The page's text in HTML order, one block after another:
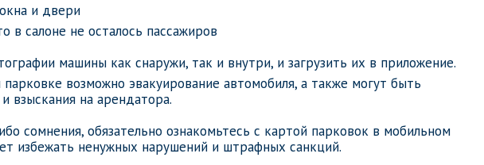
и двери
в салоне не осталось пассажиров
машины как снаружи, так и внутри, и загрузить их в приложение.
возможно эвакуирование автомобиля, а также могут быть
взыскания на арендатора.
сомнения, обязательно ознакомьтесь с картой парковок в мобильном
избежать ненужных нарушений и штрафных санкций.